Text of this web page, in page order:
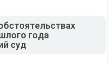
года
суд